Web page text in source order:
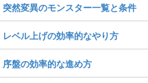
突然変異のモンスター一覧と条件
レベル上げの効率的なやり方
序盤の効率的な進め方